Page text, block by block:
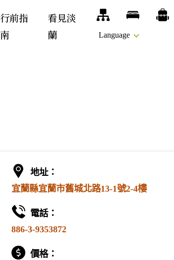
行前指
南
看見淡
蘭
網站導覽 旅宿
Language
地址：
宜蘭縣宜蘭市舊城北路13-1號2-4樓
電話：
886-3-9353872
價格：